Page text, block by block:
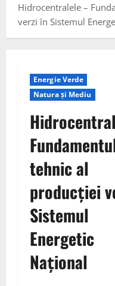
Hidrocentralele –
verzi în Sistemul
Energie Verde
Natura și Mediu
tehnic al
producției
Sistemul
Energetic
Național